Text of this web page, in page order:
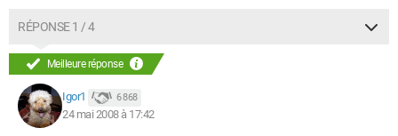
RÉPONSE 1 / 4
Meilleure réponse
Igor1 6 868
24 mai 2008 à 17:42